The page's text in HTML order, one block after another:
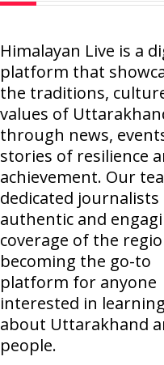
Himalayan Live is a
platform that
the traditions,
values of
through news,
stories of resilience
achievement. Our
dedicated
authentic and
coverage of the
becoming the go-to
platform for anyone
interested in learning
about Uttarakhand
people.